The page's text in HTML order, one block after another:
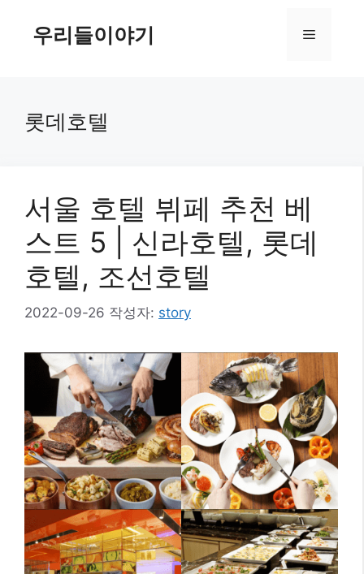
우리들이야기 메
롯데호텔
서울 호텔 뷔페 추천 베
스트 5 | 신라호텔, 롯데
호텔, 조선호텔
2022-09-26 작성자: story